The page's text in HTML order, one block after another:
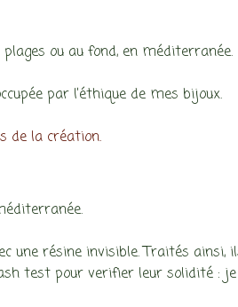
ou au fond, en méditerranée.
par l’éthique de mes bijoux.
de la création.
une résine invisible. Traités ainsi,
test pour verifier leur solidité :